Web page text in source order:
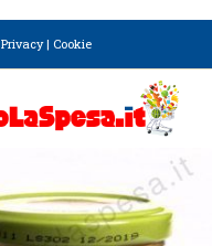
Privacy| Cookie